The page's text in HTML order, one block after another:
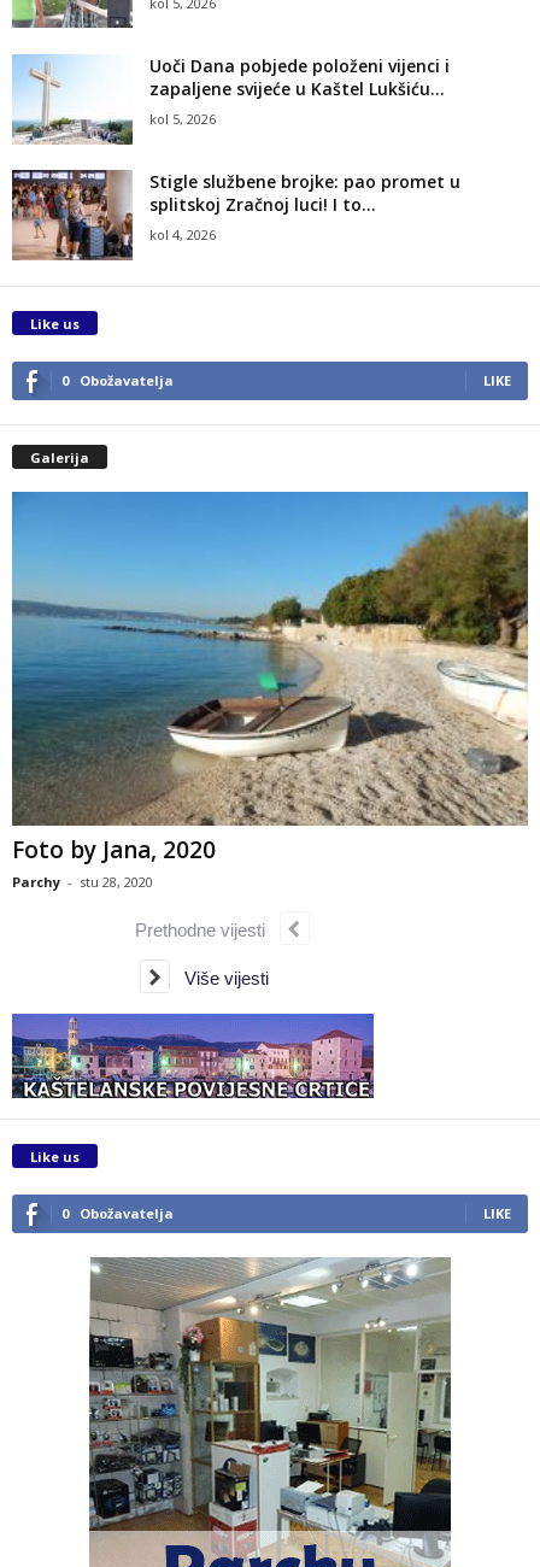
Uoči Dana pobjede položeni vijenci i
zapaljene svijeće u Kaštel Lukšiću...
kol 5, 2026
Stigle službene brojke: pao promet u
splitskoj Zračnoj luci! I to...
kol 4, 2026
Like us
0 Obožavatelja LIKE
Galerija
Foto by Jana, 2020
Parchy - stu 28, 2020
Prethodne vijesti
Više vijesti
Like us
0 Obožavatelja LIKE